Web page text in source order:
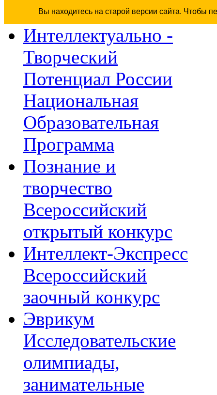
Вы находитесь на старой версии сайта. Чтобы
Интеллектуально -
Творческий
Потенциал России
Национальная
Образовательная
Программа
Познание и
творчество
Всероссийский
открытый конкурс
Интеллект-Экспресс
Всероссийский
заочный конкурс
Эврикум
Исследовательские
олимпиады,
занимательные